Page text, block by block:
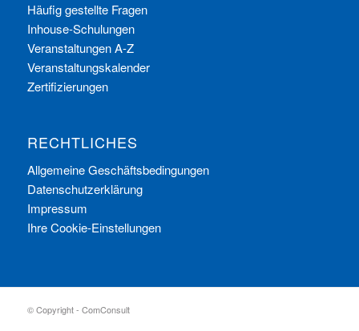
Häufig gestellte Fragen
Inhouse-Schulungen
Veranstaltungen A-Z
Veranstaltungskalender
Zertifizierungen
RECHTLICHES
Allgemeine Geschäftsbedingungen
Datenschutzerklärung
Impressum
Ihre Cookie-Einstellungen
© Copyright - ComConsult